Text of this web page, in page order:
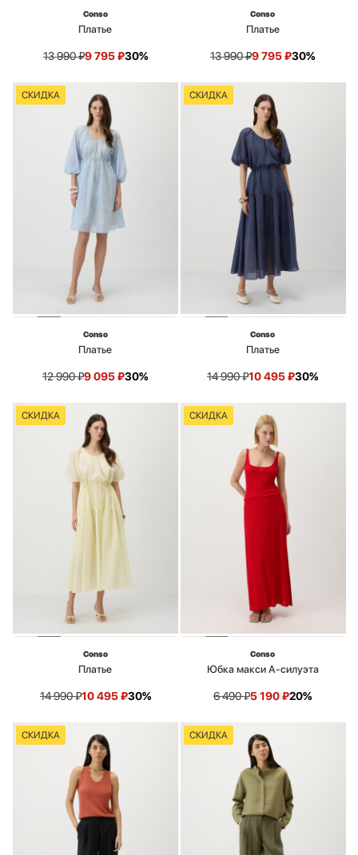
Conso
Платье
13 990₽9 795₽30%
Conso
Платье
13 990₽9 795₽30%
СКИДКА
Conso
Платье
12 990₽9 095₽30%
СКИДКА
Conso
Платье
14 990₽10 495₽30%
СКИДКА
Conso
Платье
14 990₽10 495₽30%
СКИДКА
Conso
Юбка макси А-силуэта
6 490₽5 190₽20%
СКИДКА СКИДКА